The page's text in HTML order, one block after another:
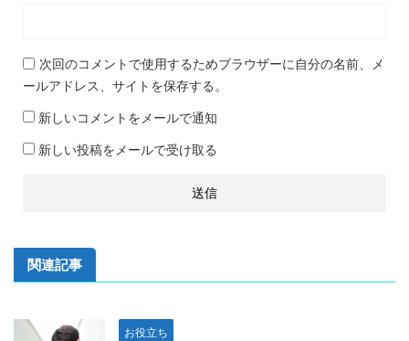
次回のコメントで使用するためブラウザーに自分の名前、メ
ールアドレス、サイトを保存する。
新しいコメントをメールで通知
新しい投稿をメールで受け取る
関連記事
お役立ち